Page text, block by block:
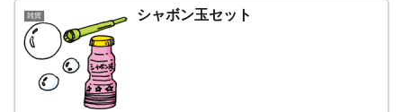
雑貨 シャボン玉セット